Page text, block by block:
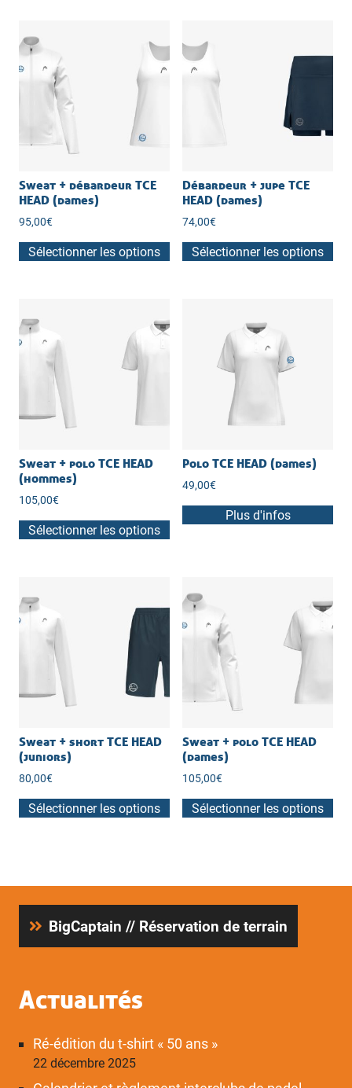
Sweat + débardeur TCE
HEAD (dames)
95,00€
Sélectionner les options
Débardeur + jupe TCE
HEAD (dames)
74,00€
Sélectionner les options
Sweat + polo TCE HEAD
(hommes)
105,00€
Sélectionner les options
Polo TCE HEAD (dames)
49,00€
Plus d'infos
plusieurs
variations.
Les
options
peuvent
choisies
la
page
du
produit
Sweat + short TCE HEAD
(juniors)
80,00€
Sélectionner les options
Sweat + polo TCE HEAD
(dames)
105,00€
Sélectionner les options
BigCaptain // Réservation de terrain
Actualités
Ré-édition du t-shirt « 50 ans »
22 décembre 2025